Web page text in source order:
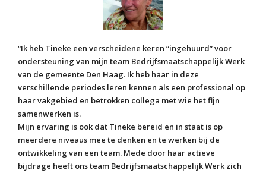
“Ik heb Tineke een verscheidene keren “ingehuurd” voor
ondersteuning van mijn team Bedrijfsmaatschappelijk Werk
van de gemeente Den Haag. Ik heb haar in deze
verschillende periodes leren kennen als een professional op
haar vakgebied en betrokken collega met wie het fijn
samenwerken is.
Mijn ervaring is ook dat Tineke bereid en in staat is op
meerdere niveaus mee te denken en te werken bij de
ontwikkeling van een team. Mede door haar actieve
bijdrage heeft ons team Bedrijfsmaatschappelijk Werk zich